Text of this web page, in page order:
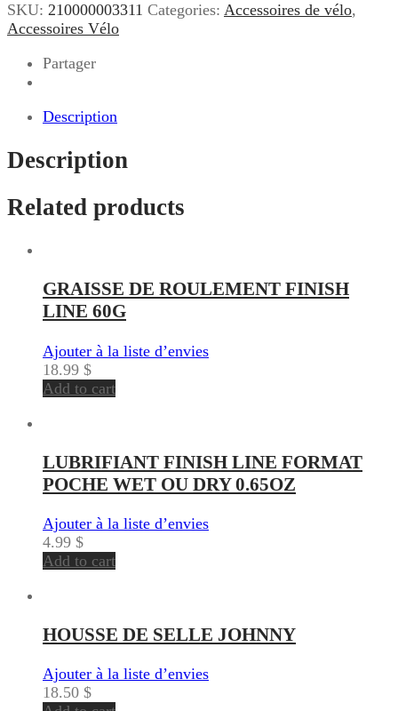
SKU: 210000003311 Categories: Accessoires de vélo,
Accessoires Vélo
Partager
Description
Description
Related products
GRAISSE DE ROULEMENT FINISH
LINE 60G
Ajouter à la liste d’envies
18.99 $
Add to cart
LUBRIFIANT FINISH LINE FORMAT
POCHE WET OU DRY 0.65OZ
Ajouter à la liste d’envies
4.99 $
Add to cart
HOUSSE DE SELLE JOHNNY
Ajouter à la liste d’envies
18.50 $